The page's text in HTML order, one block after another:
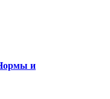
и